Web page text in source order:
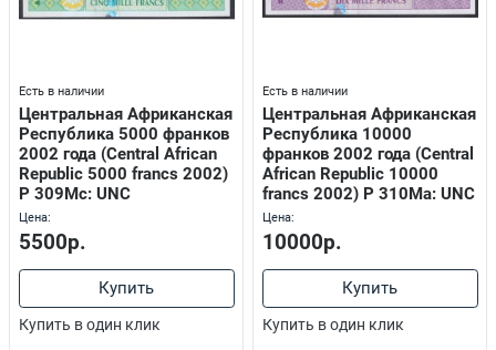
Есть в наличии
Центральная Африканская
Республика 5000 франков
2002 года (Central African
Republic 5000 francs 2002)
P 309Mc: UNC
Цена:
5500р.
Купить
Купить в один клик
Есть в наличии
Центральная Африканская
Республика 10000
франков 2002 года (Central
African Republic 10000
francs 2002) P 310Ma: UNC
Цена:
10000р.
Купить
Купить в один клик